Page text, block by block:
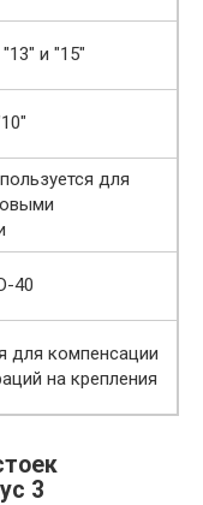
и "15"
для
40
для компенсации
на крепления
3